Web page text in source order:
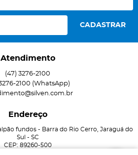
CADASTRAR
Atendimento
(47) 3276-2100
2100 (WhatsApp)
Endereço
fundos - Barra do Rio Cerro, Jaraguá do
Sul - SC
CEP: 89260-500